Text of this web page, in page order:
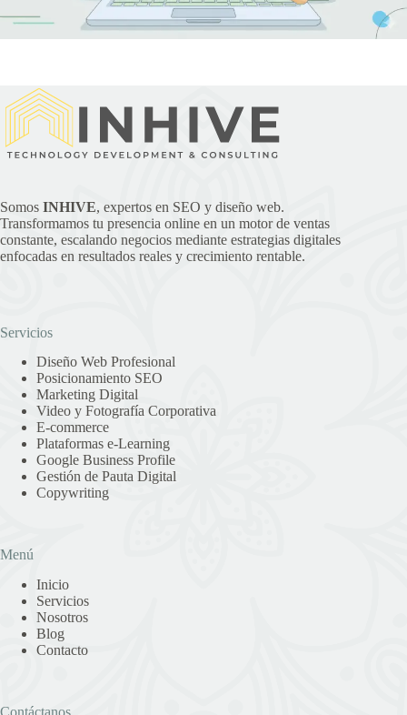
Somos INHIVE, expertos en SEO y diseño web.
Transformamos tu presencia online en un motor de ventas
constante, escalando negocios mediante estrategias digitales
enfocadas en resultados reales y crecimiento rentable.
Servicios
Diseño Web Profesional
Posicionamiento SEO
Marketing Digital
Video y Fotografía Corporativa
E-commerce
Plataformas e-Learning
Google Business Profile
Gestión de Pauta Digital
Copywriting
Menú
Inicio
Servicios
Nosotros
Blog
Contacto